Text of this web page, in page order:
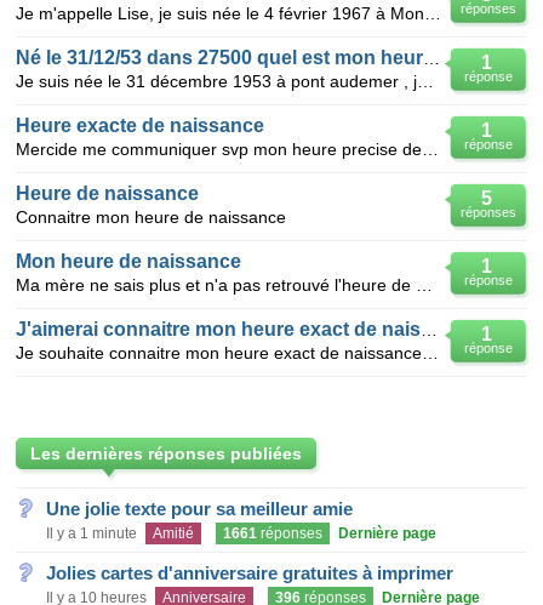
réponses
1
réponse
1
réponse
Heure exacte de naissance
5
réponses
Heure de naissance
Connaitre mon heure de naissance
1
réponse
Mon heure de naissance
1
réponse
Les dernières réponses publiées
Une jolie texte pour sa meilleur amie
Il y a 1 minute Amitié 1661 réponses Dernière page
Jolies cartes d'anniversaire gratuites à imprimer
Il y a 10 heures Anniversaire 396 réponses Dernière page